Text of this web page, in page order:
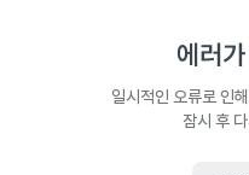
에러
일시적인 오류로 인
잠시 후